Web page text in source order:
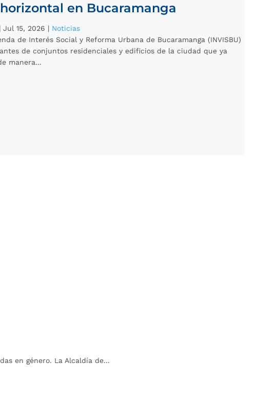
en Bucaramanga
|Jul 15, 2026 | Noticias
de Interés Social y Reforma Urbana de Bucaramanga (INVISBU)
de conjuntos residenciales y edificios de la ciudad que ya
manera...
en género. La Alcaldía de...